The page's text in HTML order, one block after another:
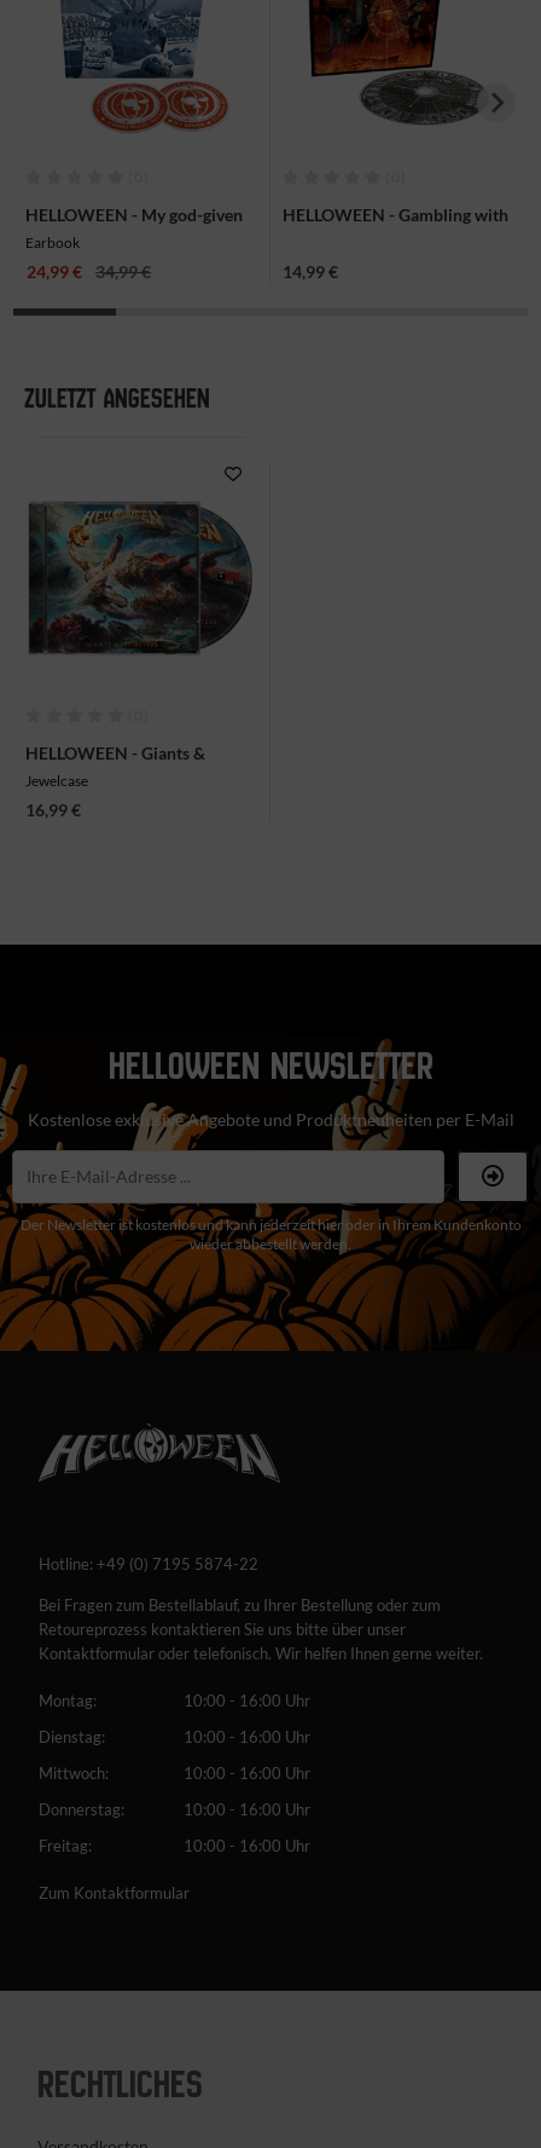
HELLOWEEN - My god-given
right, 2CD
Earbook
24,99 € 34,99 €
HELLOWEEN - Gambling with
14,99 €
ZULETZT ANGESEHEN
HELLOWEEN - Giants &
Monsters, CD
Jewelcase
16,99 €
HELLOWEEN NEWSLETTER
Kostenlose exklusive Angebote und Produktneuheiten per E-Mail
Der Newsletter ist kostenlos und kann jederzeit hier oder in Ihrem Kundenkonto
wieder abbestellt werden.
Hotline: +49 (0) 7195 5874-22
Bei Fragen zum Bestellablauf, zu Ihrer Bestellung oder zum
Retoureprozess kontaktieren Sie uns bitte über unser
Kontaktformular oder telefonisch. Wir helfen Ihnen gerne weiter.
Montag:
10:00 - 16:00 Uhr
Dienstag:
10:00 - 16:00 Uhr
Mittwoch:
10:00 - 16:00 Uhr
Donnerstag:
10:00 - 16:00 Uhr
Freitag:
10:00 - 16:00 Uhr
Zum Kontaktformular
RECHTLICHES